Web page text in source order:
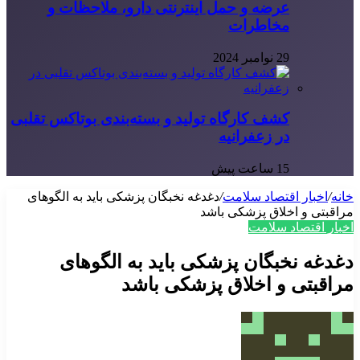
عرضه و حمل اینترنتی دارو، ملاحظات و
مخاطرات
29 نوامبر 2024
کشف کارگاه تولید و بسته‌بندی بوتاکس تقلبی
در زعفرانیه
15 ساعت پیش
خانه/ اخبار اقتصاد سلامت/دغدغه نخبگان پزشکی باید به الگوهای
مراقبتی و اخلاق پزشکی باشد
اخبار اقتصاد سلامت
دغدغه نخبگان پزشکی باید به الگوهای
مراقبتی و اخلاق پزشکی باشد